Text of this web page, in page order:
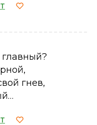
гнев,